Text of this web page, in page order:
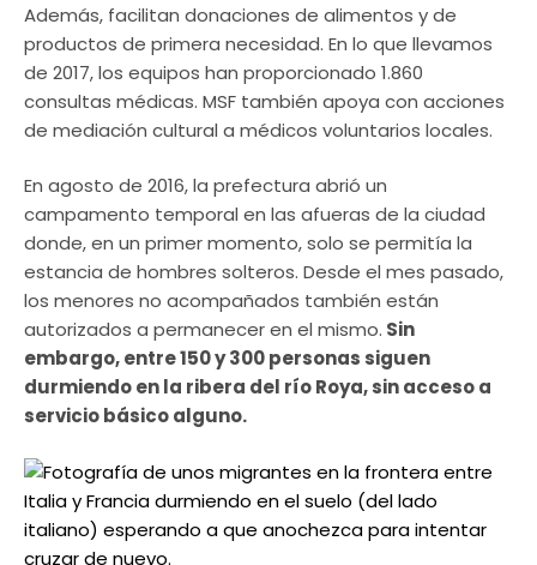
Además, facilitan donaciones de alimentos y de
productos de primera necesidad. En lo que llevamos
de 2017, los equipos han proporcionado 1.860
consultas médicas. MSF también apoya con acciones
de mediación cultural a médicos voluntarios locales.
En agosto de 2016, la prefectura abrió un
campamento temporal en las afueras de la ciudad
donde, en un primer momento, solo se permitía la
estancia de hombres solteros. Desde el mes pasado,
los menores no acompañados también están
autorizados a permanecer en el mismo. Sin
embargo, entre 150 y 300 personas siguen
durmiendo en la ribera del río Roya, sin acceso a
servicio básico alguno.